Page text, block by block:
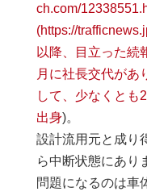
ch.com/
(https://
以降、目立った続
月に社長交代があ
して、少なくとも
出身)。
設計流用元と成り
ら中断状態にあり
問題になるのは車